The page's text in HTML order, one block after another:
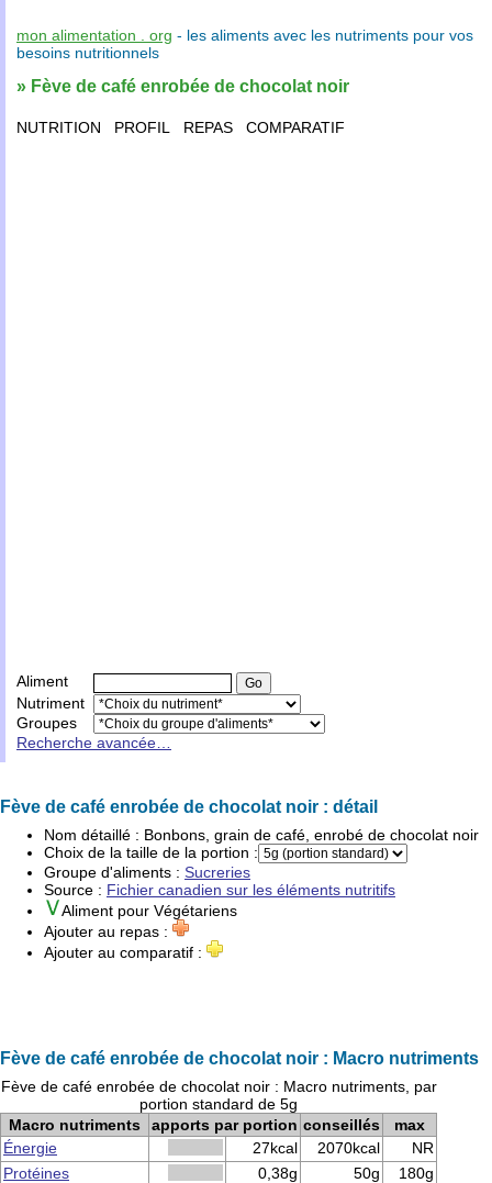
mon alimentation . org - les aliments avec les nutriments pour vos
besoins nutritionnels
» Fève de café enrobée de chocolat noir
NUTRITION PROFIL REPAS COMPARATIF
Aliment
Nutriment
Groupes
Recherche avancée…
Fève de café enrobée de chocolat noir : détail
Nom détaillé : Bonbons, grain de café, enrobé de chocolat noir
Choix de la taille de la portion :
Groupe d'aliments : Sucreries
Source : Fichier canadien sur les éléments nutritifs
Aliment pour Végétariens
Ajouter au repas :
Ajouter au comparatif :
Fève de café enrobée de chocolat noir : Macro nutriments
Fève de café enrobée de chocolat noir : Macro nutriments, par
portion standard de 5g
Macro nutriments
apports par portion conseillés
max
Énergie
27kcal 2070kcal
NR
Protéines
0,38g 50g
180g